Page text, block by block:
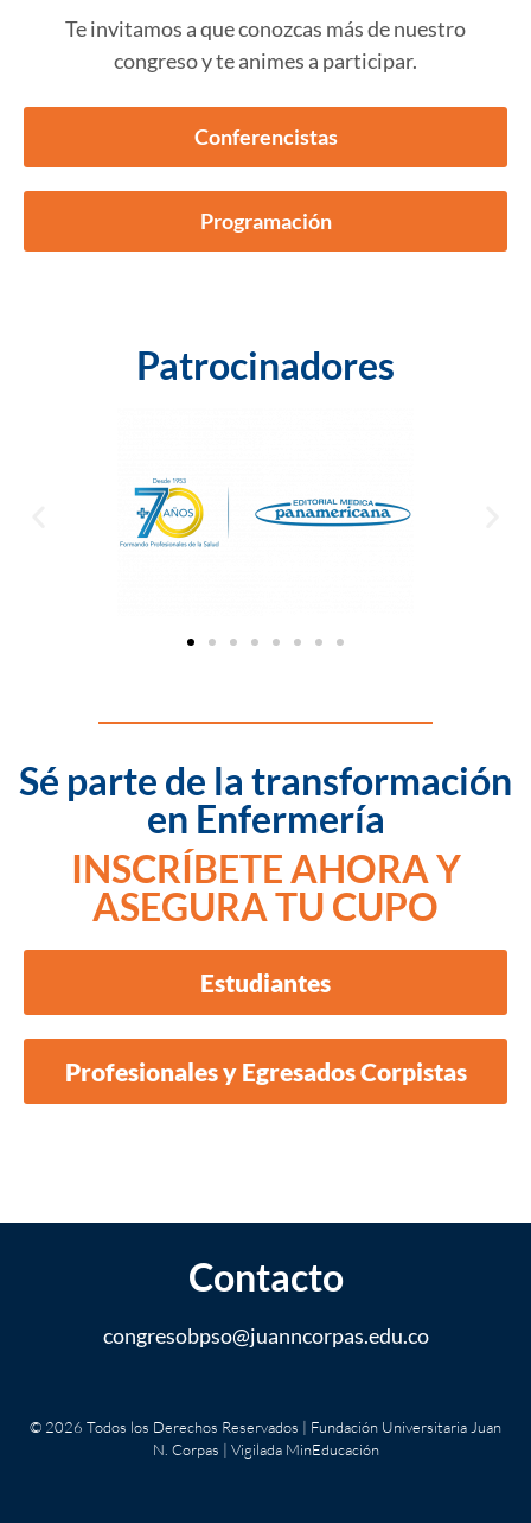
Te invitamos a que conozcas más de nuestro
congreso y te animes a participar.
Conferencistas
Programación
Patrocinadores
Sé parte de la transformación
en Enfermería
INSCRÍBETE AHORA Y
ASEGURA TU CUPO
Estudiantes
Profesionales y Egresados Corpistas
Contacto
congresobpso@juanncorpas.edu.co
© 2026 Todos los Derechos Reservados | Fundación Universitaria Juan
N. Corpas | Vigilada MinEducación